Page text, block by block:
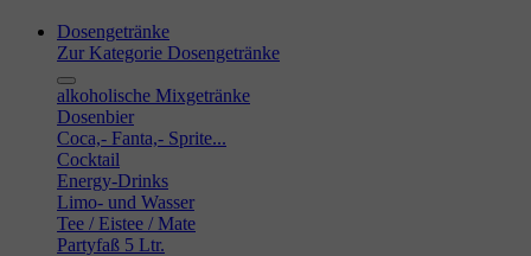
Dosengetränke
Zur Kategorie Dosengetränke
alkoholische Mixgetränke
Dosenbier
Coca,- Fanta,- Sprite...
Cocktail
Energy-Drinks
Limo- und Wasser
Tee / Eistee / Mate
Partyfaß 5 Ltr.